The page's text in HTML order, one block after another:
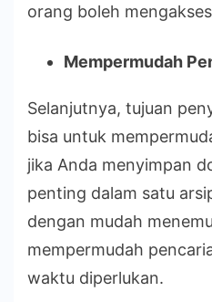
orang boleh
Mempermudah
Selanjutnya, tujuan
bisa untuk
jika Anda menyimpan
penting dalam satu
dengan mudah
mempermudah
waktu diperlukan.